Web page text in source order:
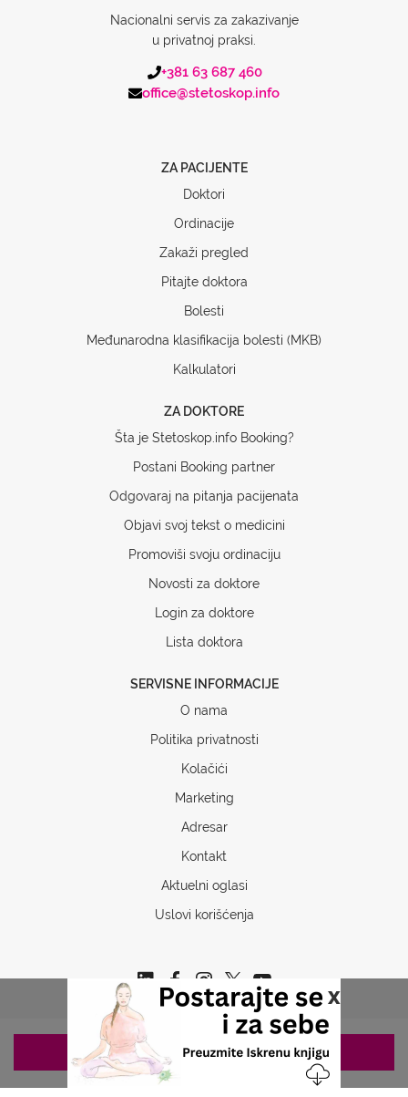
x
Nacionalni servis za zakazivanje
u privatnoj praksi.
+381 63 687 460
office@stetoskop.info
ZA PACIJENTE
Doktori
Ordinacije
Zakaži pregled
Pitajte doktora
Bolesti
Međunarodna klasifikacija bolesti (MKB)
Kalkulatori
ZA DOKTORE
Šta je Stetoskop.info Booking?
Postani Booking partner
Odgovaraj na pitanja pacijenata
Objavi svoj tekst o medicini
Promoviši svoju ordinaciju
Novosti za doktore
Login za doktore
Lista doktora
SERVISNE INFORMACIJE
O nama
Politika privatnosti
Kolačići
Marketing
Adresar
Kontakt
Aktuelni oglasi
Uslovi korišćenja
Copyrights © 2026 Sva prava www.stetoskop.info
ZAKAZIVANJE 063/687-460